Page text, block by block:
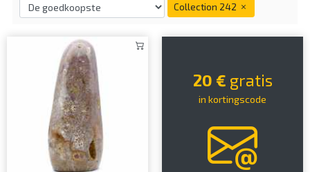
Collection 242
20 € gratis
in kortingscode